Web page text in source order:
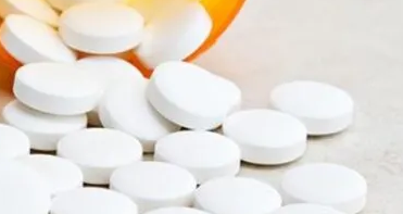
Ответ Врачей